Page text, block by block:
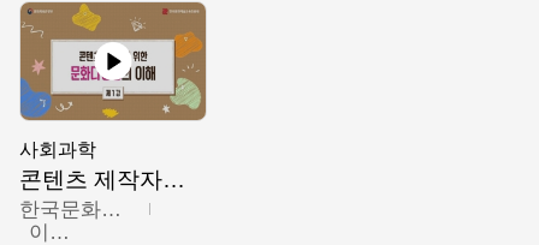
사회과학
콘텐츠 제작자를 위한 문화다양성의 이해
한국문화예술교육진흥원
이성민